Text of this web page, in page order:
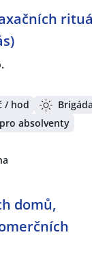
/ hod
Brigáda
absolventy
domů,